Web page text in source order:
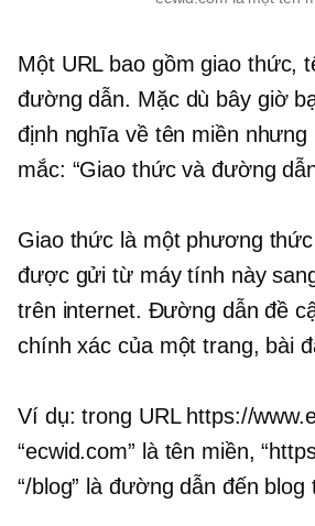
Một URL bao gồm giao thức,
đường dẫn. Mặc dù bây giờ
định nghĩa về tên miền nhưng
mắc: “Giao thức và đường
Giao thức là một phương
được gửi từ máy tính này
trên internet. Đường dẫn đề
chính xác của một trang, bài
Ví dụ: trong URL https://
“ecwid.com” là tên miền,
“/blog” là đường dẫn đến blog